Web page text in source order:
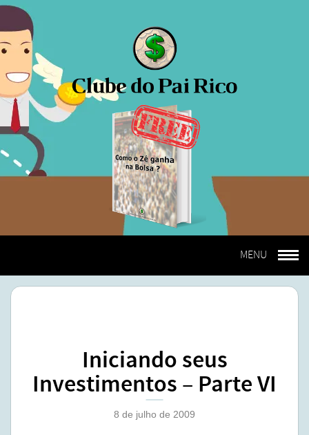
Iniciando seus
Investimentos – Parte VI
8 de julho de 2009